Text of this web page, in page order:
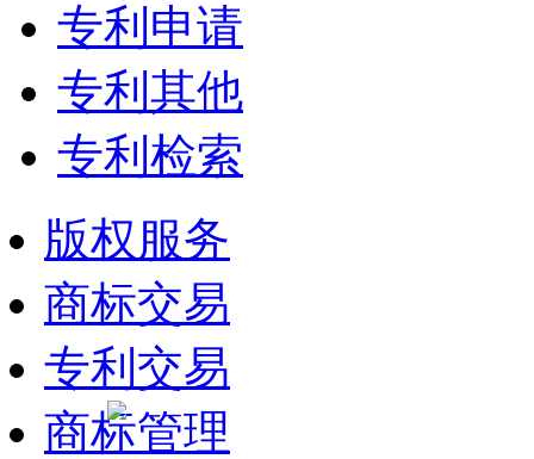
专利申请
专利其他
专利检索
版权服务
商标交易
专利交易
商标管理